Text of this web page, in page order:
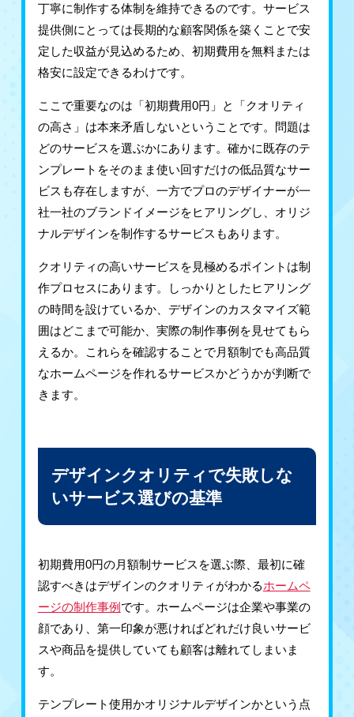
丁寧に制作する体制を維持できるのです。サービス
提供側にとっては長期的な顧客関係を築くことで安
定した収益が見込めるため、初期費用を無料または
格安に設定できるわけです。
ここで重要なのは「初期費用0円」と「クオリティ
の高さ」は本来矛盾しないということです。問題は
どのサービスを選ぶかにあります。確かに既存のテ
ンプレートをそのまま使い回すだけの低品質なサー
ビスも存在しますが、一方でプロのデザイナーが一
社一社のブランドイメージをヒアリングし、オリジ
ナルデザインを制作するサービスもあります。
クオリティの高いサービスを見極めるポイントは制
作プロセスにあります。しっかりとしたヒアリング
の時間を設けているか、デザインのカスタマイズ範
囲はどこまで可能か、実際の制作事例を見せてもら
えるか。これらを確認することで月額制でも高品質
なホームページを作れるサービスかどうかが判断で
きます。
デザインクオリティで失敗しな
いサービス選びの基準
初期費用0円の月額制サービスを選ぶ際、最初に確
認すべきはデザインのクオリティがわかるホームペ
ージの制作事例です。ホームページは企業や事業の
顔であり、第一印象が悪ければどれだけ良いサービ
スや商品を提供していても顧客は離れてしまいま
す。
テンプレート使用かオリジナルデザインかという点